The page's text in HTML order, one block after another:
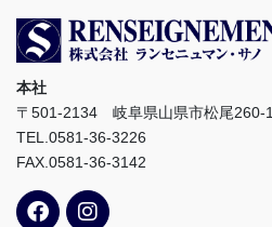
本社
〒501-2134 岐阜県山県市松尾260-1
TEL.0581-36-3226
FAX.0581-36-3142